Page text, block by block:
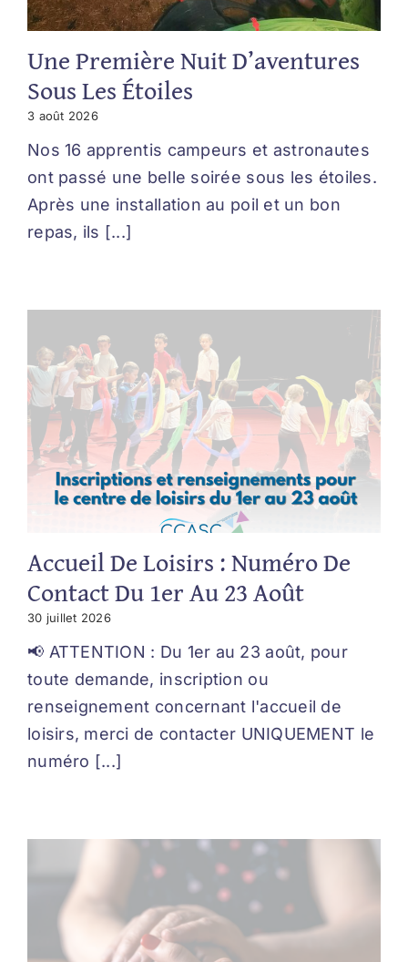
Une Première Nuit D’aventures
Sous Les Étoiles
3 août 2026
Nos 16 apprentis campeurs et astronautes
ont passé une belle soirée sous les étoiles.
Après une installation au poil et un bon
repas, ils [...]
Accueil De Loisirs : Numéro De
Contact Du 1er Au 23 Août
30 juillet 2026
📢 ATTENTION : Du 1er au 23 août, pour
toute demande, inscription ou
renseignement concernant l'accueil de
loisirs, merci de contacter UNIQUEMENT le
numéro [...]